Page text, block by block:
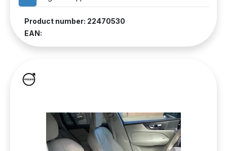
Product number: 22470530
EAN: